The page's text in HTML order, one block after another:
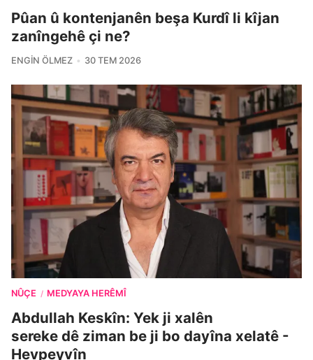
Pûan û kontenjanên beşa Kurdî li kîjan
zanîngehê çi ne?
ENGIN ÖLMEZ 30 TEM 2026
NÛÇE / MEDYAYA HERÊMÎ
Abdullah Keskîn: Yek ji xalên
sereke dê ziman be ji bo dayîna xelatê -
Hevpeyvîn